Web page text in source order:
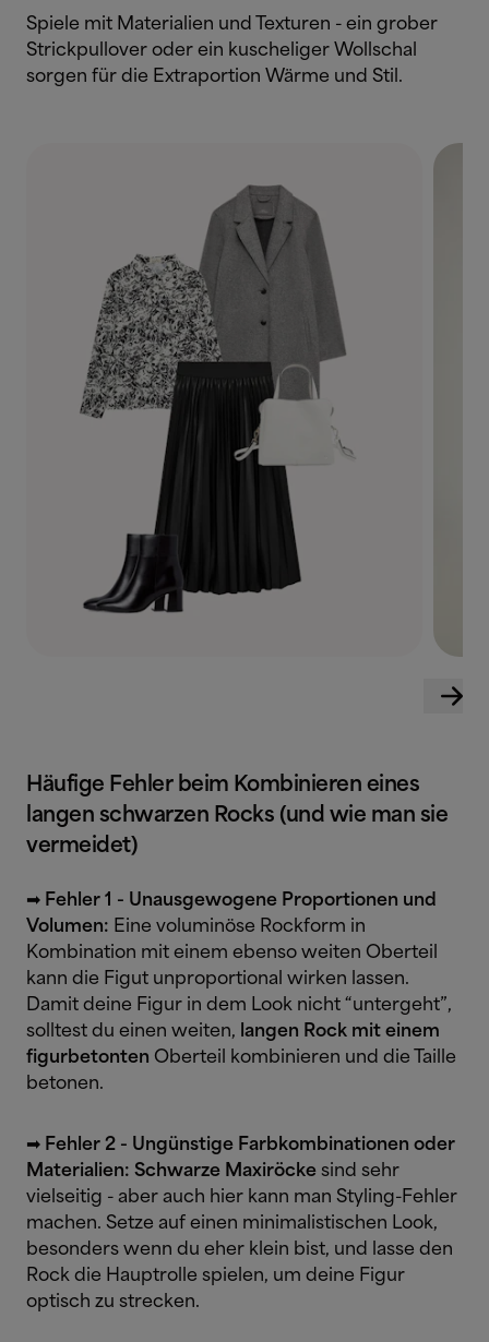
Spiele mit Materialien und Texturen - ein grober
Strickpullover oder ein kuscheliger Wollschal
sorgen für die Extraportion Wärme und Stil.
Häufige Fehler beim Kombinieren eines
langen schwarzen Rocks (und wie man sie
vermeidet)
➡ Fehler 1 - Unausgewogene Proportionen und
Volumen: Eine voluminöse Rockform in
Kombination mit einem ebenso weiten Oberteil
kann die Figut unproportional wirken lassen.
Damit deine Figur in dem Look nicht “untergeht”,
solltest du einen weiten, langen Rock mit einem
figurbetonten Oberteil kombinieren und die Taille
betonen.
➡ Fehler 2 - Ungünstige Farbkombinationen oder
Materialien: Schwarze Maxiröcke sind sehr
vielseitig - aber auch hier kann man Styling-Fehler
machen. Setze auf einen minimalistischen Look,
besonders wenn du eher klein bist, und lasse den
Rock die Hauptrolle spielen, um deine Figur
optisch zu strecken.